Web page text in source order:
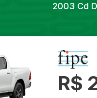
2003 Cd
R$